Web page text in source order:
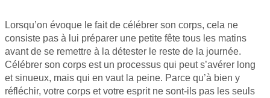
Lorsqu’on évoque le fait de célébrer son corps, cela ne
consiste pas à lui préparer une petite fête tous les matins
avant de se remettre à la détester le reste de la journée.
Célébrer son corps est un processus qui peut s’avérer long
et sinueux, mais qui en vaut la peine. Parce qu’à bien y
réfléchir, votre corps et votre esprit ne sont-ils pas les seuls